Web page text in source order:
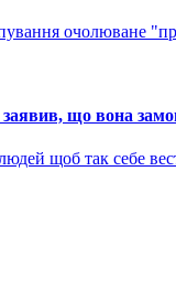
що вона
щоб так себе